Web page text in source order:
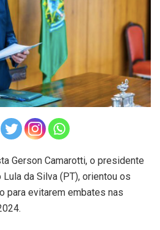
Gerson Camarotti, o presidente
da Silva (PT), orientou os
para evitarem embates nas